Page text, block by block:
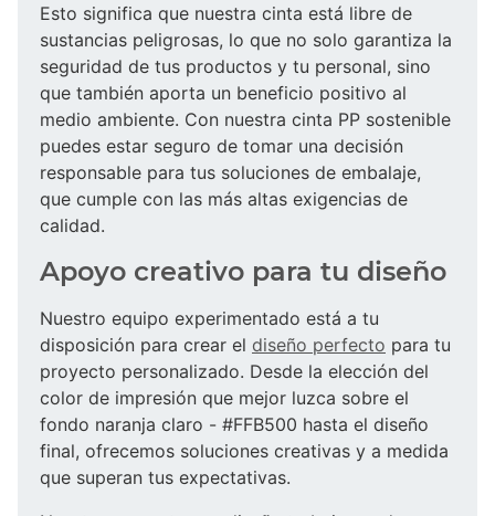
Esto significa que nuestra cinta está libre de
sustancias peligrosas, lo que no solo garantiza la
seguridad de tus productos y tu personal, sino
que también aporta un beneficio positivo al
medio ambiente. Con nuestra cinta PP sostenible
puedes estar seguro de tomar una decisión
responsable para tus soluciones de embalaje,
que cumple con las más altas exigencias de
calidad.
Apoyo creativo para tu diseño
Nuestro equipo experimentado está a tu
disposición para crear el diseño perfecto para tu
proyecto personalizado. Desde la elección del
color de impresión que mejor luzca sobre el
fondo naranja claro - #FFB500 hasta el diseño
final, ofrecemos soluciones creativas y a medida
que superan tus expectativas.